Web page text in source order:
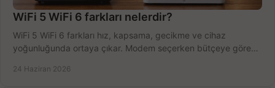
WiFi 5 WiFi 6 farkları nelerdir?
WiFi 5 WiFi 6 farkları hız, kapsama, gecikme ve cihaz
yoğunluğunda ortaya çıkar. Modem seçerken bütçeye göre
24 Haziran 2026